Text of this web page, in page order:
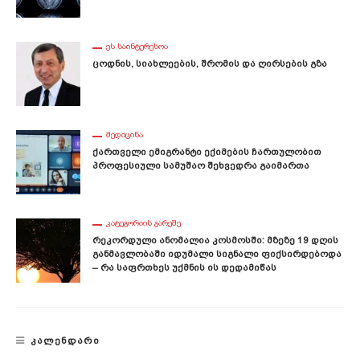
ᲔᲡ ᲡᲐᲘᲜᲢᲔᲠᲔᲡᲝᲐ
Ცოდნის, Სიახლეების, Შრომის Და Ღირსების Გზა
ᲛᲔᲓᲘᲪᲘᲜᲐ
Ქართველი Ემიგრანტი Ექიმების Ჩართულობით
Პროფესიული Სამუშაო Შეხვედრა Გაიმართა
ᲙᲐᲢᲔᲒᲝᲠᲘᲘᲡ ᲒᲐᲠᲔᲨᲔ
Რეკორდული Ანომალია Კოსმოსში: Მზეზე 19 Დღის
Განმავლობაში Იდუმალი Სიგნალი Ფიქსირდებოდა
– Რა Საფრთხეს Უქმნის Ის Დედამიწას
ᲙᲐᲚᲔᲜᲓᲐᲠᲘ